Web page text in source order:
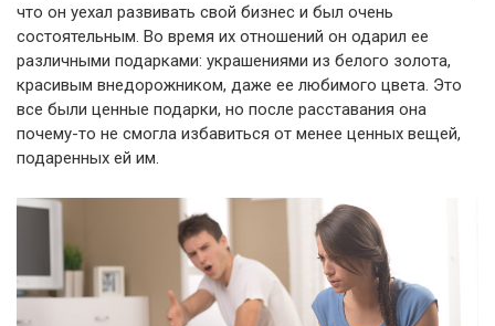
что он уехал развивать свой бизнес и был очень
состоятельным. Во время их отношений он одарил ее
различными подарками: украшениями из белого золота,
красивым внедорожником, даже ее любимого цвета. Это
все были ценные подарки, но после расставания она
почему-то не смогла избавиться от менее ценных вещей,
подаренных ей им.